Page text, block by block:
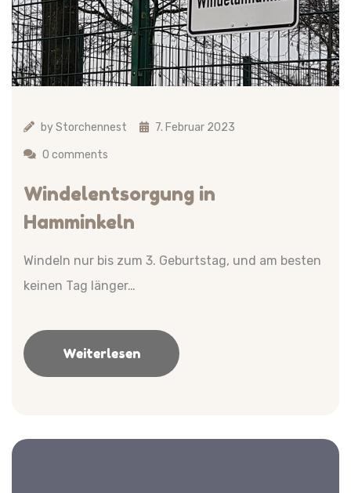
byStorchennest 7. Februar 2023
0 comments
Windelentsorgung in
Hamminkeln
Windeln nur bis zum 3. Geburtstag, und am besten
keinen Tag länger…
Weiterlesen